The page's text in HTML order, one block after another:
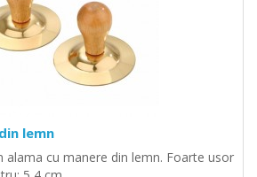
lemn
alama cu manere din lemn. Foarte usor